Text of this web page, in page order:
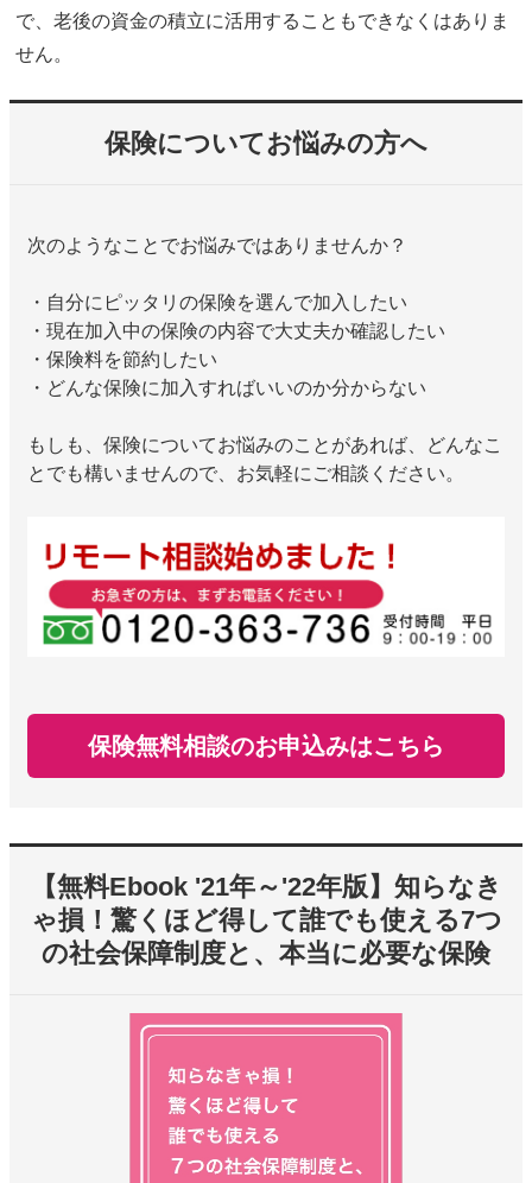
で、老後の資金の積立に活用することもできなくはありま
せん。
保険についてお悩みの方へ
次のようなことでお悩みではありませんか？
・自分にピッタリの保険を選んで加入したい
・現在加入中の保険の内容で大丈夫か確認したい
・保険料を節約したい
・どんな保険に加入すればいいのか分からない
もしも、保険についてお悩みのことがあれば、どんなこ
とでも構いませんので、お気軽にご相談ください。
保険無料相談のお申込みはこちら
【無料Ebook '21年～'22年版】知らなき
ゃ損！驚くほど得して誰でも使える7つ
の社会保障制度と、本当に必要な保険